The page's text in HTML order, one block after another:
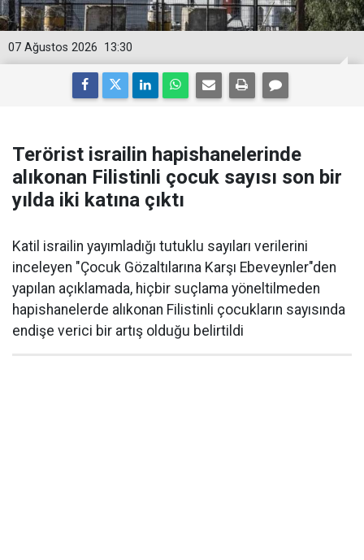
13:30
07 Ağustos 2026
Terörist israilin hapishanelerinde
alıkonan Filistinli çocuk sayısı son bir
yılda iki katına çıktı
Katil israilin yayımladığı tutuklu sayıları verilerini
inceleyen "Çocuk Gözaltılarına Karşı Ebeveynler"den
yapılan açıklamada, hiçbir suçlama yöneltilmeden
hapishanelerde alıkonan Filistinli çocukların sayısında
endişe verici bir artış olduğu belirtildi